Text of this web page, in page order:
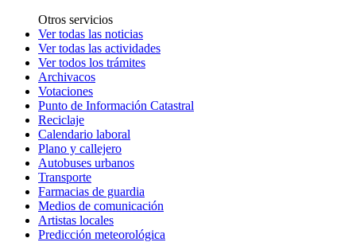
Otros servicios
Ver todas las noticias
Ver todas las actividades
Ver todos los trámites
Archivacos
Votaciones
Punto de Información Catastral
Reciclaje
Calendario laboral
Plano y callejero
Autobuses urbanos
Transporte
Farmacias de guardia
Medios de comunicación
Artistas locales
Predicción meteorológica